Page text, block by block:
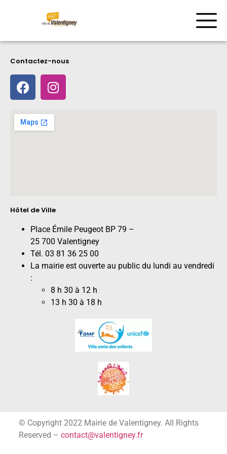
Contactez-nous
Hôtel de Ville
Place Émile Peugeot BP 79 –
25 700 Valentigney
Tél. 03 81 36 25 00
La mairie est ouverte au public du lundi au vendredi
:
8 h 30 à 12 h
13 h 30 à 18 h
© Copyright 2022 Mairie de Valentigney. All Rights
Reserved – contact@valentigney.fr